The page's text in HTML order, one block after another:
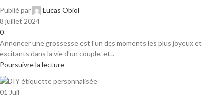
Publié par
Lucas Obiol
8 juillet 2024
0
Annoncer une grossesse est l'un des moments les plus joyeux et
excitants dans la vie d'un couple, et...
Poursuivre la lecture
01 Juil